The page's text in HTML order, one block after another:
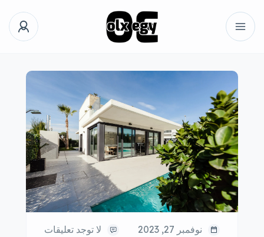
نوفمبر 27, 2023 لا توجد تعليقات